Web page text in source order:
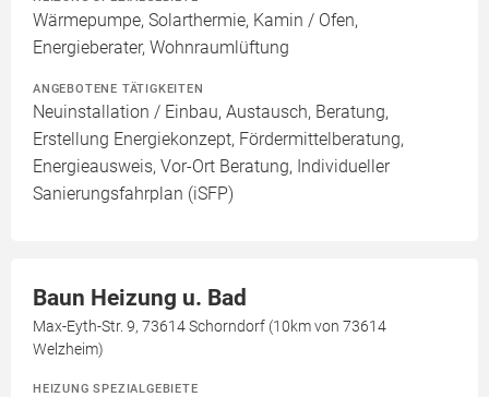
Wärmepumpe, Solarthermie, Kamin / Ofen,
Energieberater, Wohnraumlüftung
ANGEBOTENE TÄTIGKEITEN
Neuinstallation / Einbau, Austausch, Beratung,
Erstellung Energiekonzept, Fördermittelberatung,
Energieausweis, Vor-Ort Beratung, Individueller
Sanierungsfahrplan (iSFP)
Baun Heizung u. Bad
Max-Eyth-Str. 9, 73614 Schorndorf (10km von 73614
Welzheim)
HEIZUNG SPEZIALGEBIETE